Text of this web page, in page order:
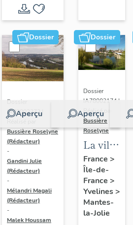
Dossier
Aperçu
Dossier
IA78002272 |
Bussière Roselyne
(Rédacteur)
-
Gandini Julie
(Rédacteur)
-
Mélandri Magali
(Rédacteur)
-
Malek Houssam
Dossier
Aperçu
Dossier
IA78002174 |
Réalisé par
Bussière
Roselyne
La ville
de
Mantes-
la-Jolie
France >
Île-de-
France >
Yvelines>
Mantes-
la-Jolie